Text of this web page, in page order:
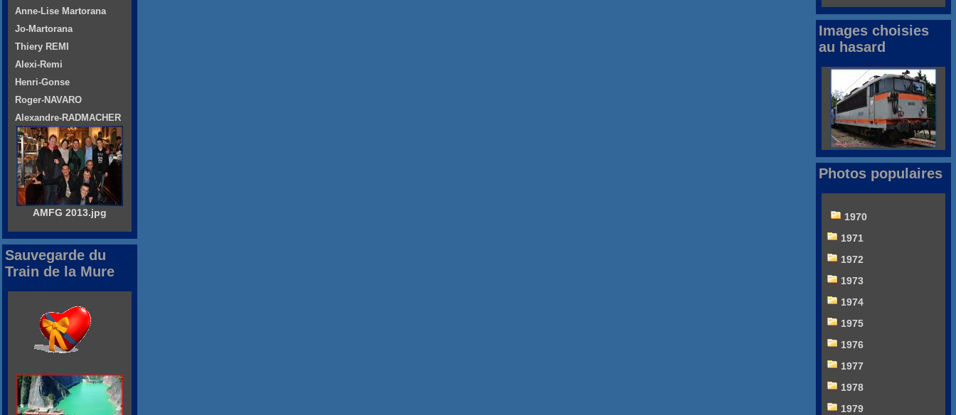
Anne-Lise Martorana
Jo-Martorana
Thiery REMI
Alexi-Remi
Henri-Gonse
Roger-NAVARO
Alexandre-RADMACHER
AMFG 2013.jpg
Sauvegarde du
Train de la Mure
Images choisies
au hasard
Photos populaires
1970
1971
1972
1973
1974
1975
1976
1977
1978
1979